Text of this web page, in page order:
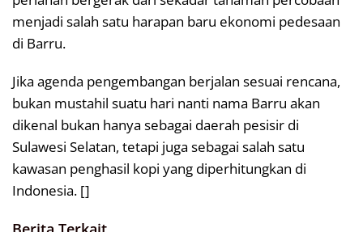
menjadi salah satu harapan baru ekonomi pedesaan
di Barru.
Jika agenda pengembangan berjalan sesuai rencana,
bukan mustahil suatu hari nanti nama Barru akan
dikenal bukan hanya sebagai daerah pesisir di
Sulawesi Selatan, tetapi juga sebagai salah satu
kawasan penghasil kopi yang diperhitungkan di
Indonesia. []